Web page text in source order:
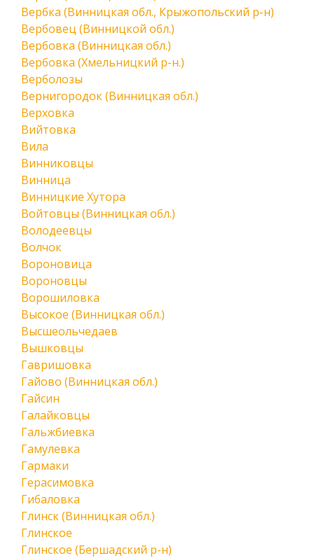
Вербка (Винницкая обл., Крыжопольский р-н)
Вербовец (Винницкой обл.)
Вербовка (Винницкая обл.)
Вербовка (Хмельницкий р-н.)
Верболозы
Вернигородок (Винницкая обл.)
Верховка
Вийтовка
Вила
Винниковцы
Винница
Винницкие Хутора
Войтовцы (Винницкая обл.)
Володеевцы
Волчок
Вороновица
Вороновцы
Ворошиловка
Высокое (Винницкая обл.)
Высшеольчедаев
Вышковцы
Гавришовка
Гайово (Винницкая обл.)
Гайсин
Галайковцы
Гальжбиевка
Гамулевка
Гармаки
Герасимовка
Гибаловка
Глинск (Винницкая обл.)
Глинское
Глинское (Бершадский р-н)